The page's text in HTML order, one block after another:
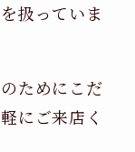
扱っていま
ためにこだ
にご来店く